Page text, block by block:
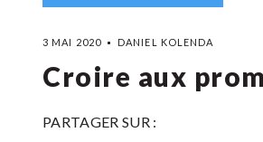
3 MAI 2020 DANIEL KOLENDA
Croire aux
PARTAGER SUR :